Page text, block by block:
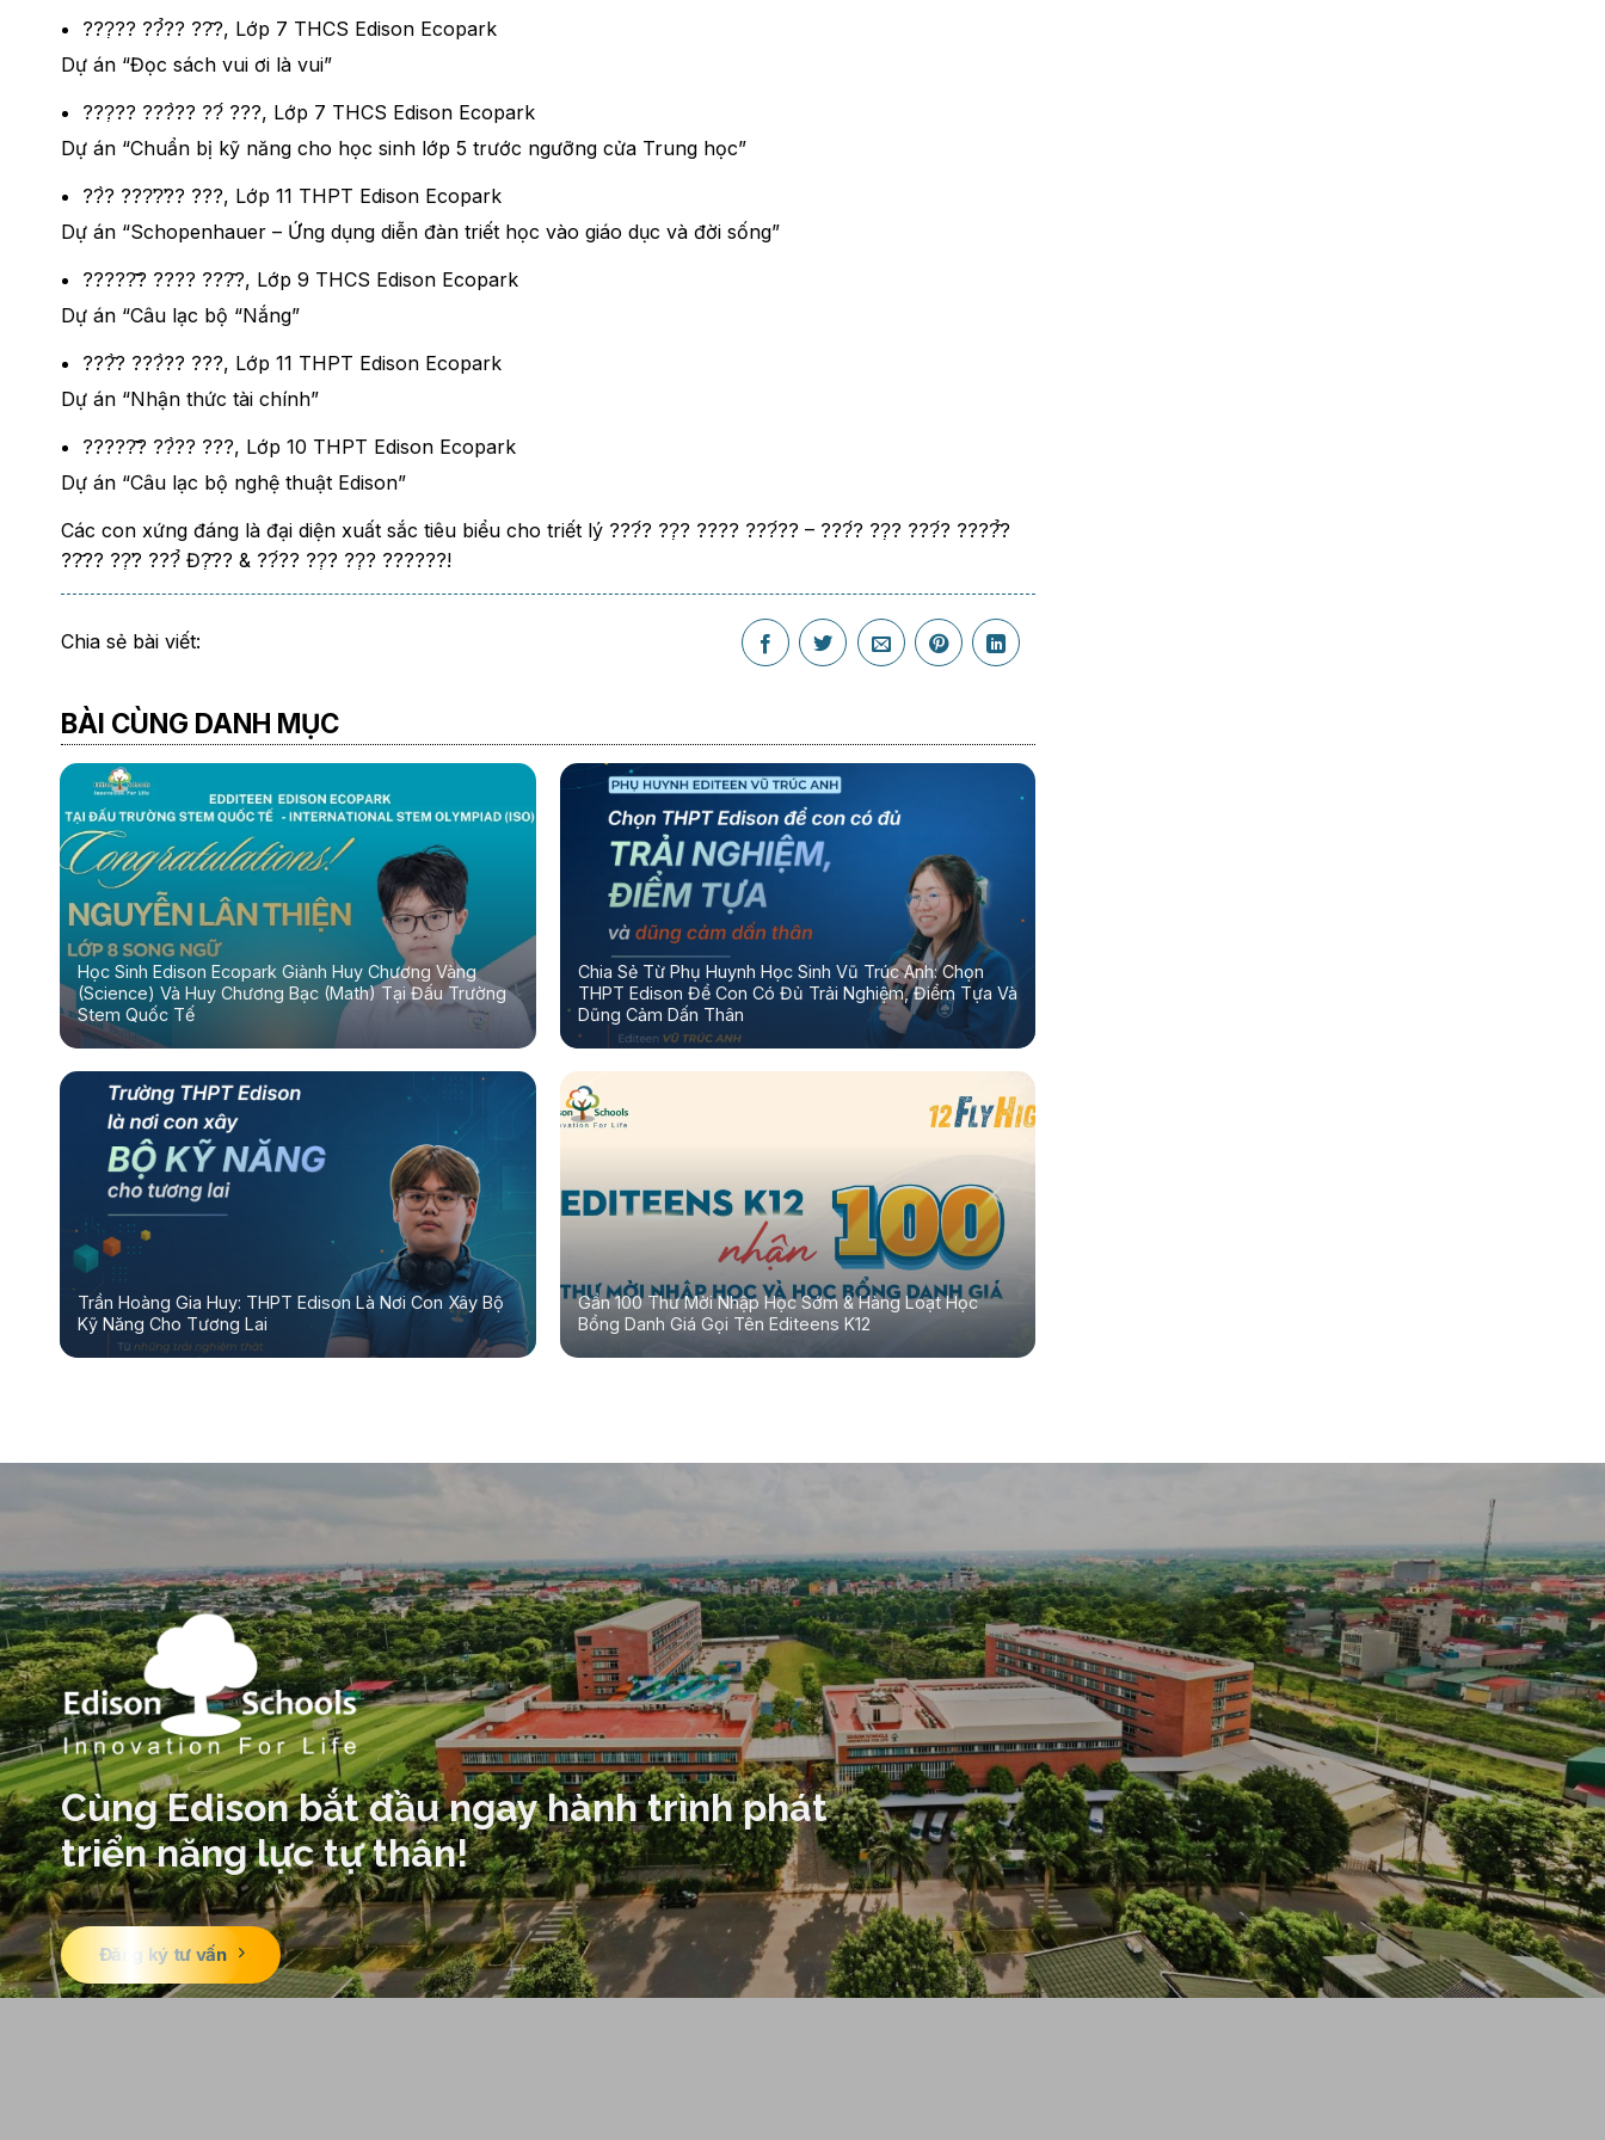
???̣?? ??̉?? ??̂?, Lớp 7 THCS Edison Ecopark
Dự án “Đọc sách vui ơi là vui”
???̣?? ???̀?? ??́ ???, Lớp 7 THCS Edison Ecopark
Dự án “Chuẩn bị kỹ năng cho học sinh lớp 5 trước ngưỡng cửa Trung học”
??̀? ???̛?̛?? ???, Lớp 11 THPT Edison Ecopark
Dự án “Schopenhauer – Ứng dụng diễn đàn triết học vào giáo dục và đời sống”
?????̂̃? ???? ???̂?, Lớp 9 THCS Edison Ecopark
Dự án “Câu lạc bộ “Nắng”
???̂̀? ???̀?? ???, Lớp 11 THPT Edison Ecopark
Dự án “Nhận thức tài chính”
?????̂̃? ??̀?? ???, Lớp 10 THPT Edison Ecopark
Dự án “Câu lạc bộ nghệ thuật Edison”
Các con xứng đáng là đại diện xuất sắc tiêu biểu cho triết lý ???́? ??̣? ???? ???́?? – ???́? ??̣? ???́? ????̂̉?
??̆?? ??̛̣? ???̉ Đ?̣̂?? & ??́?? ??̣? ??̣? ??????!
Chia sẻ bài viết:
BÀI CÙNG DANH MỤC
Học Sinh Edison Ecopark Giành Huy Chương Vàng
(Science) Và Huy Chương Bạc (Math) Tại Đấu Trường
Stem Quốc Tế
Chia Sẻ Từ Phụ Huynh Học Sinh Vũ Trúc Anh: Chọn
THPT Edison Để Con Có Đủ Trải Nghiệm, Điểm Tựa Và
Dũng Cảm Dấn Thân
Trần Hoàng Gia Huy: THPT Edison Là Nơi Con Xây Bộ
Kỹ Năng Cho Tương Lai
Gần 100 Thư Mời Nhập Học Sớm & Hàng Loạt Học
Bổng Danh Giá Gọi Tên Editeens K12
Cùng Edison bắt đầu ngay hành trình phát
triển năng lực tự thân!
Đăng ký tư vấn